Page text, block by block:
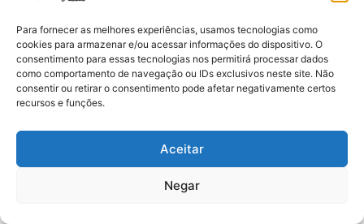
Para fornecer as melhores experiências, usamos tecnologias como
cookies para armazenar e/ou acessar informações do dispositivo. O
consentimento para essas tecnologias nos permitirá processar dados
como comportamento de navegação ou IDs exclusivos neste site. Não
consentir ou retirar o consentimento pode afetar negativamente certos
recursos e funções.
Aceitar
Negar
Eleições 2026: procuradores e